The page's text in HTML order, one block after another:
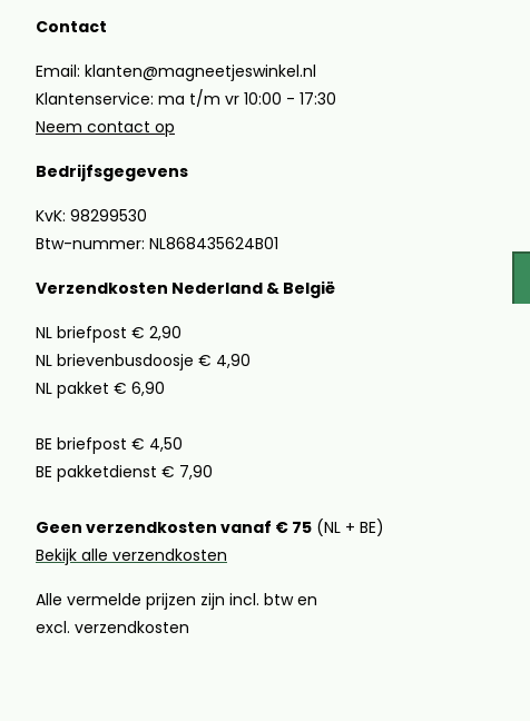
Contact
Email: klanten@magneetjeswinkel.nl
Klantenservice: ma t/m vr 10:00 - 17:30
Neem contact op
Bedrijfsgegevens
KvK: 98299530
Btw-nummer: NL868435624B01
Verzendkosten Nederland & België
NL briefpost € 2,90
NL brievenbusdoosje € 4,90
NL pakket € 6,90
BE briefpost € 4,50
BE pakketdienst € 7,90
Geen verzendkosten vanaf € 75 (NL + BE)
Bekijk alle verzendkosten
Alle vermelde prijzen zijn incl. btw en
excl. verzendkosten